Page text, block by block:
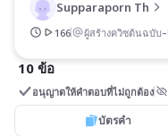
Supparaporn Th
166 ผู้สร้างควิซต้นฉบับ-
10 ข้อ
อนุญาตให้คำตอบที่ไม่ถูกต้อง
บัตรคำ